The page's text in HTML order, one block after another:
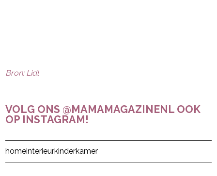
Bron: Lidl
VOLG ONS @MAMAMAGAZINENL OOK
OP INSTAGRAM!
Post Views: 20
homeinterieurkinderkamer